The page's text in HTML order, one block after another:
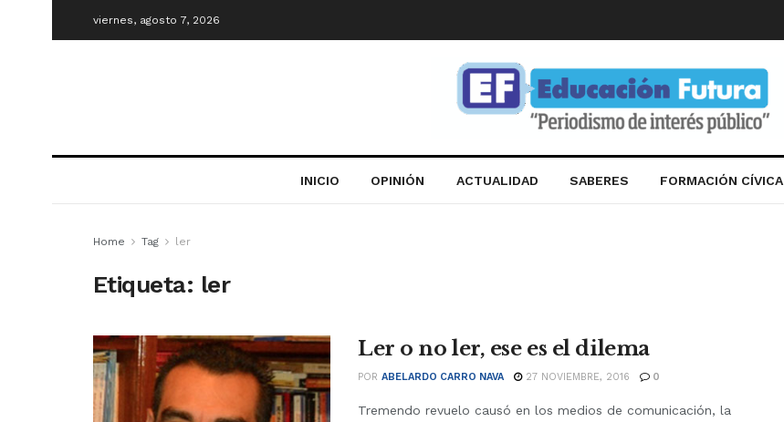
viernes, agosto 7, 2026
INICIO OPINIÓN ACTUALIDAD SABERES FORMACIÓN CÍVICA
Home Tag ler
Etiqueta: ler
Ler o no ler, ese es el dilema
POR ABELARDO CARRO NAVA 27 NOVIEMBRE, 2016 0
Tremendo revuelo causó en los medios de comunicación, la